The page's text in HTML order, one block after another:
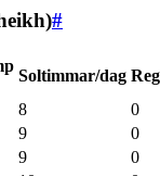
#
Soltimmar/dag
8
0
9
0
9
0